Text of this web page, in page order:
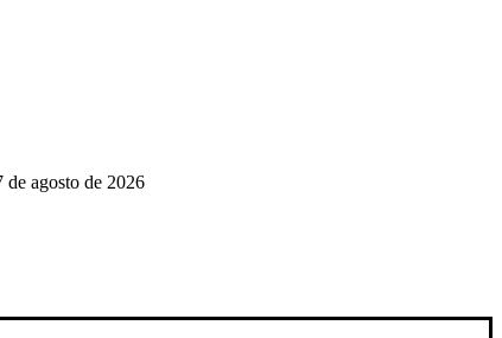
de agosto de 2026